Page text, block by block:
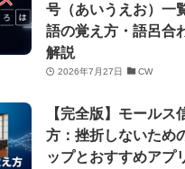
号（あいうえお）一
語の覚え方・語呂合
解説
2026年7月27日 CW
【完全版】モールス
方：挫折しないため
ップとおすすめアプ